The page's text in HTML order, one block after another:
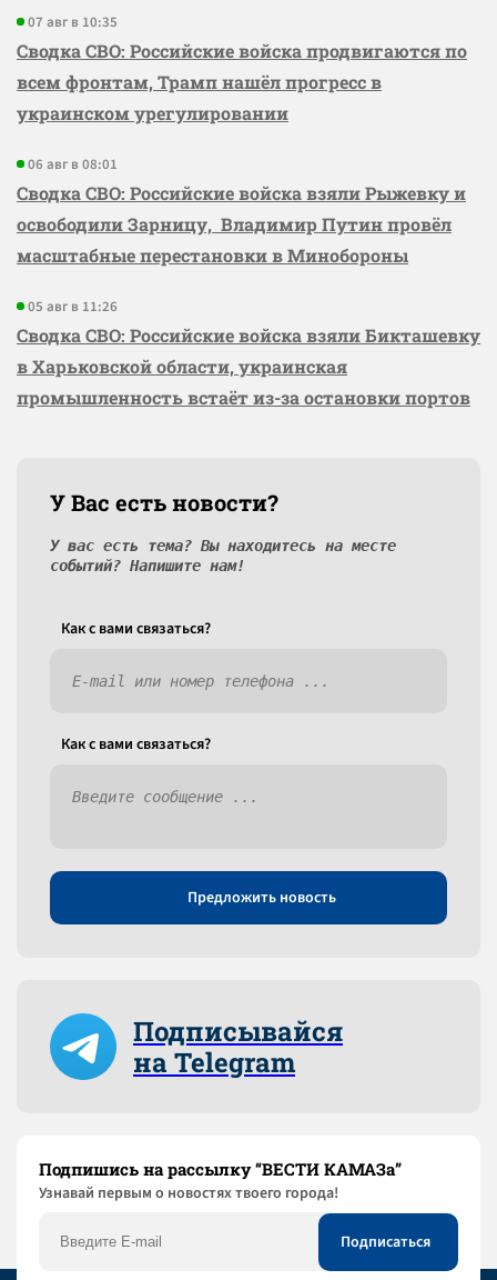
07 авг в 10:35
Сводка СВО: Российские войска продвигаются по
всем фронтам, Трамп нашёл прогресс в
украинском урегулировании
06 авг в 08:01
Сводка СВО: Российские войска взяли Рыжевку и
освободили Зарницу, Владимир Путин провёл
масштабные перестановки в Минобороны
05 авг в 11:26
Сводка СВО: Российские войска взяли Бикташевку
в Харьковской области, украинская
промышленность встаёт из-за остановки портов
У Вас есть новости?
У вас есть тема? Вы находитесь на месте
событий? Напишите нам!
Как c вами связаться?
Как c вами связаться?
Предложить новость
Подписывайся
на Telegram
Подпишись на рассылку “ВЕСТИ КАМАЗа”
Узнaвай первым о новостях твоего города!